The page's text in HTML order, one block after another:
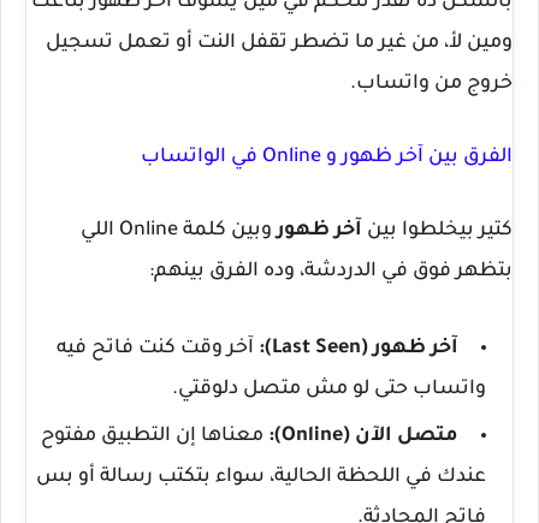
ومين لأ، من غير ما تضطر تقفل النت أو تعمل تسجيل
خروج من واتساب.
الفرق بين آخر ظهور و Online في الواتساب
كتير بيخلطوا بين آخر ظهوروبين كلمة Online اللي
بتظهر فوق في الدردشة، وده الفرق بينهم:
آخر ظهور (Last Seen):
آخر وقت كنت فاتح فيه
واتساب حتى لو مش متصل دلوقتي.
متصل الآن (Online):
معناها إن التطبيق مفتوح
عندك في اللحظة الحالية، سواء بتكتب رسالة أو بس
فاتح المحادثة.